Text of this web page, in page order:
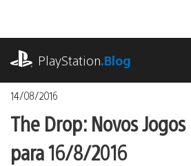
o
conteúdoPlayStation.Blog
14/08/2016
The Drop: Novos
para 16/8/2016